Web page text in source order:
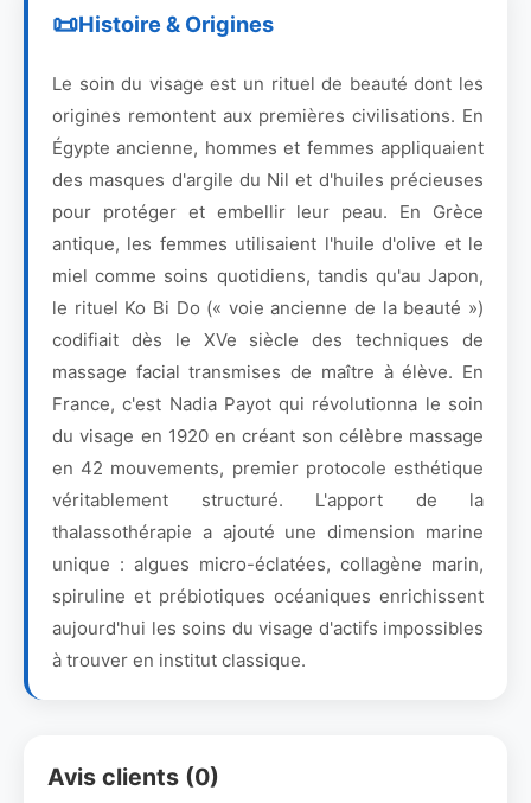
Histoire & Origines
Le soin du visage est un rituel de beauté dont les
origines remontent aux premières civilisations. En
Égypte ancienne, hommes et femmes appliquaient
des masques d'argile du Nil et d'huiles précieuses
pour protéger et embellir leur peau. En Grèce
antique, les femmes utilisaient l'huile d'olive et le
miel comme soins quotidiens, tandis qu'au Japon,
le rituel Ko Bi Do (« voie ancienne de la beauté »)
codifiait dès le XVe siècle des techniques de
massage facial transmises de maître à élève. En
France, c'est Nadia Payot qui révolutionna le soin
du visage en 1920 en créant son célèbre massage
en 42 mouvements, premier protocole esthétique
véritablement structuré. L'apport de la
thalassothérapie a ajouté une dimension marine
unique : algues micro-éclatées, collagène marin,
spiruline et prébiotiques océaniques enrichissent
aujourd'hui les soins du visage d'actifs impossibles
à trouver en institut classique.
Avis clients (0)